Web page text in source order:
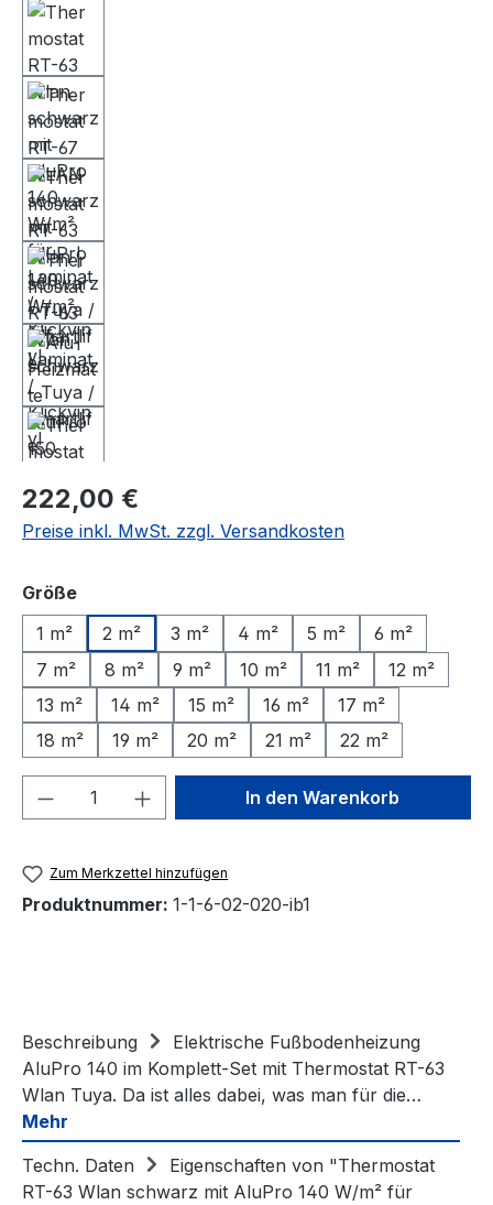
Regulärer Preis:
222,00 €
Preise inkl. MwSt. zzgl. Versandkosten
Größeauswählen
1 m²
2 m² 3 m² 4 m² 5 m²
6 m²
7 m²
8 m² 9 m² 10 m² 11 m²
12 m²
13 m²
14 m² 15 m² 16 m²
17 m²
18 m²
19 m² 20 m² 21 m² 22 m²
Produkt Anzahl: Gib denIn den Warenkorb
Zum Merkzettel hinzufügen
Produktnummer: 1-1-6-02-020-ib1
Beschreibung
Elektrische Fußbodenheizung
AluPro 140 im Komplett-Set mit Thermostat RT-63
Wlan Tuya. Da ist alles dabei, was man für die…
Mehr
Techn. Daten
Eigenschaften von "Thermostat
RT-63 Wlan schwarz mit AluPro 140 W/m² für